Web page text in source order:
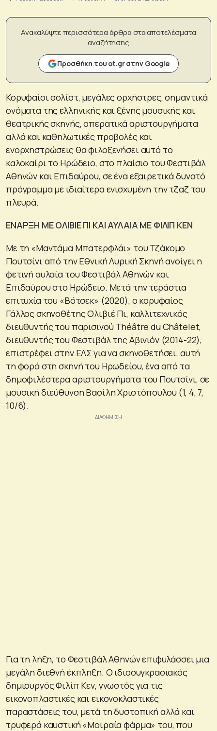
Ανακαλύψτε περισσότερα άρθρα στα αποτελέσματα
αναζήτησης
Προσθήκη του ot.gr στην Google
Κορυφαίοι σολίστ, μεγάλες ορχήστρες, σημαντικά
ονόματα της ελληνικής και ξένης μουσικής και
θεατρικής σκηνής, οπερατικά αριστουργήματα
αλλά και καθηλωτικές προβολές και
ενορχηστρώσεις θα φιλοξενήσει αυτό το
καλοκαίρι το Ηρώδειο, στο πλαίσιο του Φεστιβάλ
Αθηνών και Επιδαύρου, σε ένα εξαιρετικά δυνατό
πρόγραμμα με ιδιαίτερα ενισχυμένη την τζαζ του
πλευρά.
ΕΝΑΡΞΗ ΜΕ ΟΛΙΒΙΕ ΠΙ ΚΑΙ ΑΥΛΑΙΑ ΜΕ ΦΙΛΙΠ ΚΕΝ
Με τη «Μαντάμα Μπατερφλάι» του Τζάκομο
Πουτσίνι από την Εθνική Λυρική Σκηνή ανοίγει η
φετινή αυλαία του Φεστιβάλ Αθηνών και
Επιδαύρου στο Ηρώδειο. Μετά την τεράστια
επιτυχία του «Βότσεκ» (2020), ο κορυφαίος
Γάλλος σκηνοθέτης Ολιβιέ Πι, καλλιτεχνικός
διευθυντής του παρισινού Théâtre du Châtelet,
διευθυντής του Φεστιβάλ της Αβινιόν (2014-22),
επιστρέφει στην ΕΛΣ για να σκηνοθετήσει, αυτή
τη φορά στη σκηνή του Ηρωδείου, ένα από τα
δημοφιλέστερα αριστουργήματα του Πουτσίνι, σε
μουσική διεύθυνση Βασίλη Χριστόπουλου (1, 4, 7,
10/6).
Για τη λήξη, το Φεστιβάλ Αθηνών επιφυλάσσει μια
μεγάλη διεθνή έκπληξη. Ο ιδιοσυγκρασιακός
δημιουργός Φιλίπ Κεν, γνωστός για τις
εικονοπλαστικές και εικονοκλαστικές
παραστάσεις του, μετά τη δυστοπική αλλά και
τρυφερά καυστική «Μοιραία φάρμα» του, που